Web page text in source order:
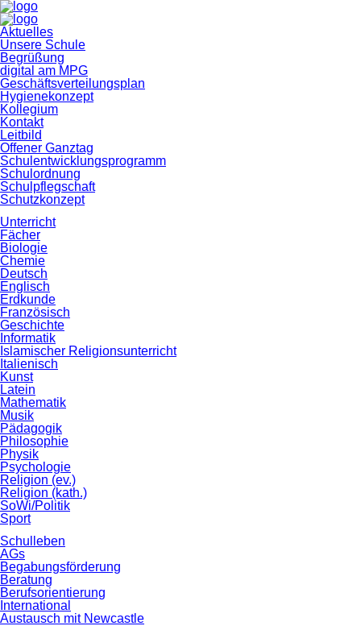
Navigation
überspringen
Aktuelles
Unsere Schule
Begrüßung
digital am MPG
Geschäftsverteilungsplan
Hygienekonzept
Kollegium
Kontakt
Leitbild
Offener Ganztag
Schulentwicklungsprogramm
Schulordnung
Schulpflegschaft
Schutzkonzept
Unterricht
Fächer
Biologie
Chemie
Deutsch
Englisch
Erdkunde
Französisch
Geschichte
Informatik
Islamischer Religionsunterricht
Italienisch
Kunst
Latein
Mathematik
Musik
Pädagogik
Philosophie
Physik
Psychologie
Religion (ev.)
Religion (kath.)
SoWi/Politik
Sport
Schulleben
AGs
Begabungsförderung
Beratung
Berufsorientierung
International
Austausch mit Newcastle